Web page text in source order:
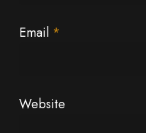
Email *
Website